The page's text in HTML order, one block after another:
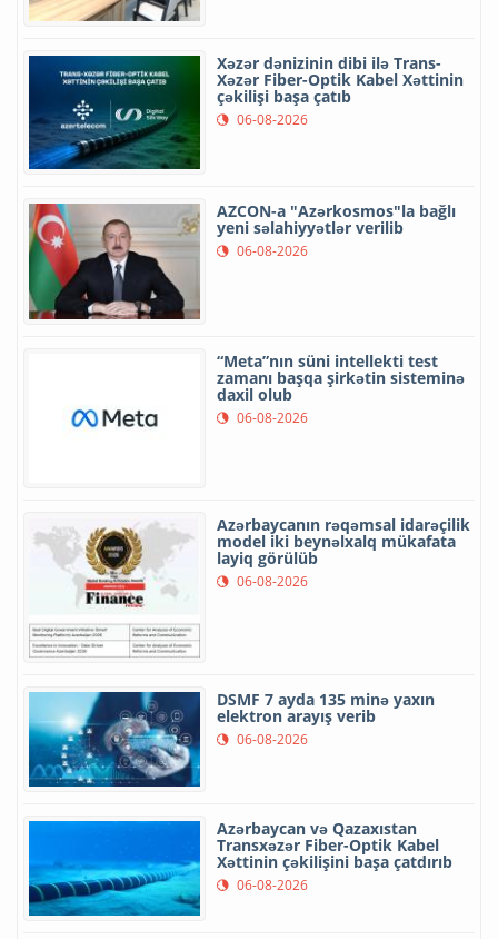
Xəzər dənizinin dibi ilə Trans-
Xəzər Fiber-Optik Kabel Xəttinin
çəkilişi başa çatıb
06-08-2026
AZCON-a "Azərkosmos"la bağlı
yeni səlahiyyətlər verilib
06-08-2026
“Meta”nın süni intellekti test
zamanı başqa şirkətin sisteminə
daxil olub
06-08-2026
Azərbaycanın rəqəmsal idarəçilik
model iki beynəlxalq mükafata
layiq görülüb
06-08-2026
DSMF 7 ayda 135 minə yaxın
elektron arayış verib
06-08-2026
Azərbaycan və Qazaxıstan
Transxəzər Fiber-Optik Kabel
Xəttinin çəkilişini başa çatdırıb
06-08-2026